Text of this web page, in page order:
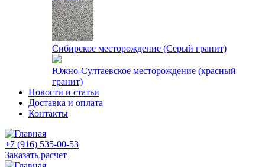
Сибирское месторождение (Серый гранит)
Южно-Султаевское месторождение (красный
гранит)
Новости и статьи
Доставка и оплата
Контакты
+7 (916) 535-00-53
Заказать расчет